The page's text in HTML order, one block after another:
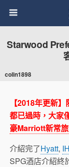
Starwood
colin1898
【2018年更新
都已過時，大家
豪Marriott新常
介紹完了Hyatt,
SPG酒店介紹終